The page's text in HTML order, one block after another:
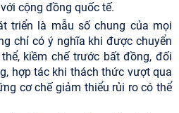
cộng đồng quốc tế.
triển là mẫu số chung của mọi
chỉ có ý nghĩa khi được chuyển
kiềm chế trước bất đồng, đối
hợp tác khi thách thức vượt qua
cơ chế giảm thiểu rủi ro có thể